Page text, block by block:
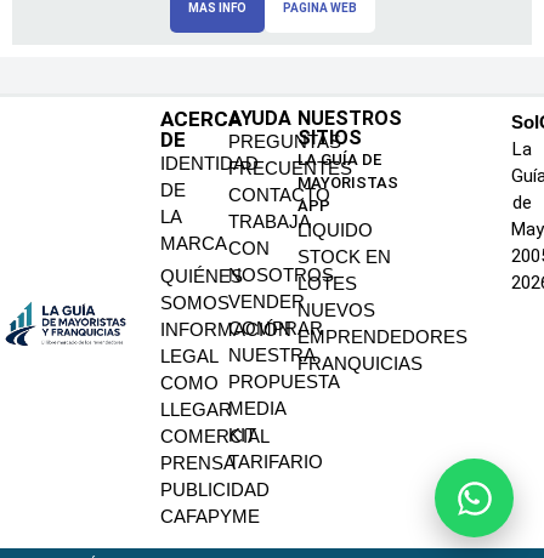
MAS INFO PAGINA WEB
ACERCA
DE
IDENTIDAD
DE
LA
MARCA
QUIÉNES
SOMOS
INFORMACIÓN
LEGAL
COMO
LLEGAR
COMERCIAL
PRENSA
PUBLICIDAD
CAFAPYME
AYUDA
PREGUNTAS
FRECUENTES
CONTACTO
TRABAJA
CON
NOSOTROS
VENDER
COMPRAR
NUESTRA
PROPUESTA
MEDIA
KIT
TARIFARIO
NUESTROS
SITIOS
LA GUÍA DE
MAYORISTAS
APP
LIQUIDO
STOCK EN
LOTES
NUEVOS
EMPRENDEDORES
FRANQUICIAS
La
de